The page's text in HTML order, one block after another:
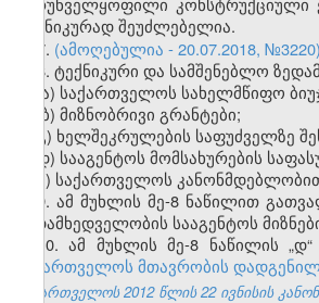
ტექნიკურად შეუძლებელია.
7. (ამოღებულია - 20.07.2018, №3220)
8. ტექნიკური და სამშენებლო
ა) საქართველოს სახელმწიფო
ბ) მიზნობრივი გრანტები;
გ) ხელშეკრულების საფუძველზე
დ) სააგენტოს მომსახურების
ე) საქართველოს
9. ამ მუხლის მე-8 ნაწილით
ზედამხედველობის სააგენტოს
10. ამ მუხლის მე-8 ნაწილის
საქართველოს მთავრობის
საქართველოს 2012 წლის 22 ივნისის